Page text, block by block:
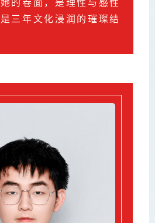
的卷面，是理性与感性
三年文化浸润的璀璨结